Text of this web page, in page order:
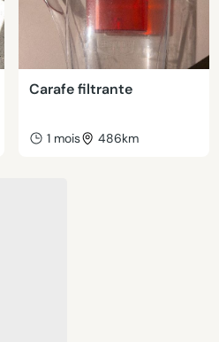
Carafe filtrante
1 mois 486km